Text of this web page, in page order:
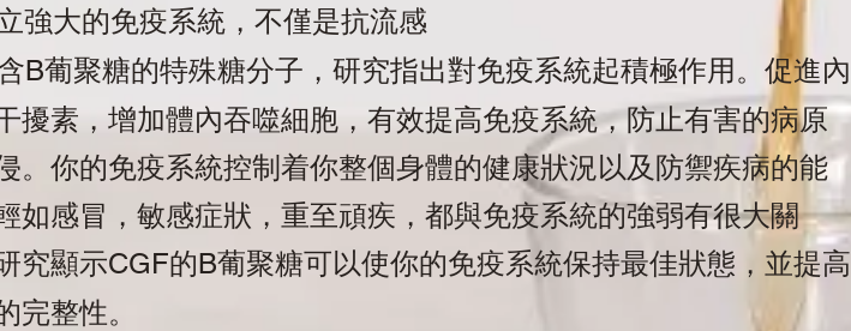
強大的免疫系統，不僅是抗流感
B葡聚糖的特殊糖分子，研究指出對免疫系統起積極作用。促進內
擾素，增加體內吞噬細胞，有效提高免疫系統，防止有害的病原
。你的免疫系統控制着你整個身體的健康狀況以及防禦疾病的能
如感冒，敏感症狀，重至頑疾，都與免疫系統的強弱有很大關
究顯示CGF的B葡聚糖可以使你的免疫系統保持最佳狀態，並提高
完整性。